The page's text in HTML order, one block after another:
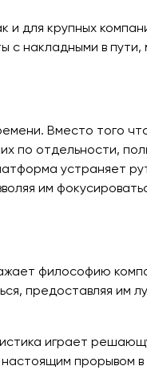
для крупных
с накладными в пути,
Вместо того
по отдельности,
устраняет
им
философию
предоставляя им
играет
прорывом в